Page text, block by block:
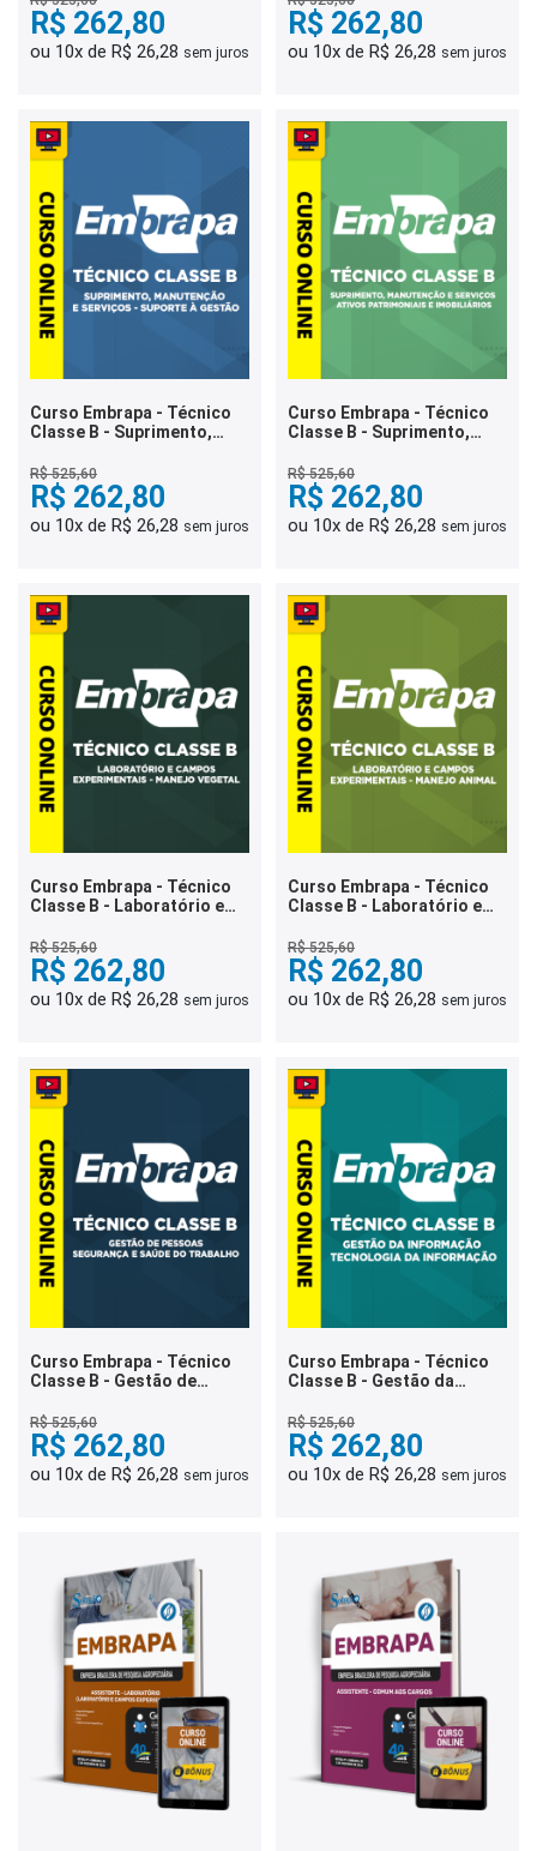
Animal
R$ 262,80
ou 10x de R$ 26,28 sem juros
R$ 262,80
ou 10x de R$ 26,28 sem juros
Curso Embrapa - Técnico
Classe B - Suprimento,
Suporte à Gestão
R$ 525,60
R$ 262,80
ou 10x de R$ 26,28 sem juros
Curso Embrapa - Técnico
Classe B - Suprimento,
Ativos Patrimoniais e
Imobiliários
R$ 525,60
R$ 262,80
ou 10x de R$ 26,28 sem juros
Curso Embrapa - Técnico
Classe B - Laboratório e
Manejo Vegetal
R$ 525,60
R$ 262,80
ou 10x de R$ 26,28 sem juros
Curso Embrapa - Técnico
Classe B - Laboratório e
Manejo Animal
R$ 525,60
R$ 262,80
ou 10x de R$ 26,28 sem juros
Curso Embrapa - Técnico
Classe B - Gestão de
Saúde do Trabalho
R$ 525,60
R$ 262,80
ou 10x de R$ 26,28 sem juros
Curso Embrapa - Técnico
Classe B - Gestão da
da Informação
R$ 525,60
R$ 262,80
ou 10x de R$ 26,28 sem juros